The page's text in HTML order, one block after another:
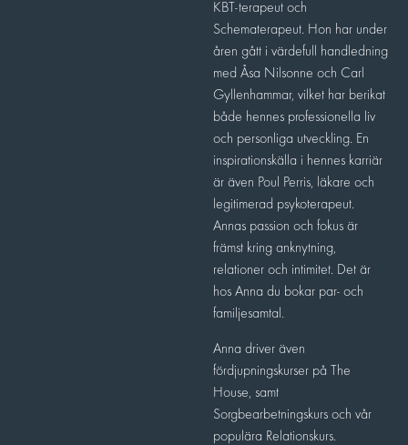
KBT-terapeut och
Schematerapeut. Hon har under
åren gått i värdefull handledning
med Åsa Nilsonne och Carl
Gyllenhammar, vilket har berikat
både hennes professionella liv
och personliga utveckling. En
inspirationskälla i hennes karriär
är även Poul Perris, läkare och
legitimerad psykoterapeut.
Annas passion och fokus är
främst kring anknytning,
relationer och intimitet. Det är
hos Anna du bokar par- och
familjesamtal.
Anna driver även
fördjupningskurser på The
House, samt
Sorgbearbetningskurs och vår
populära Relationskurs.